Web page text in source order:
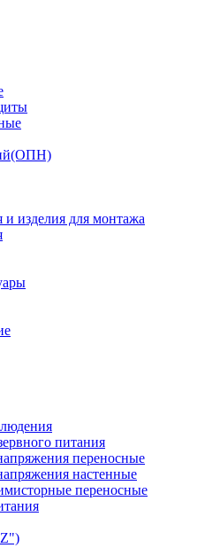
и изделия для монтажа
питания
переносные
настенные
переносные